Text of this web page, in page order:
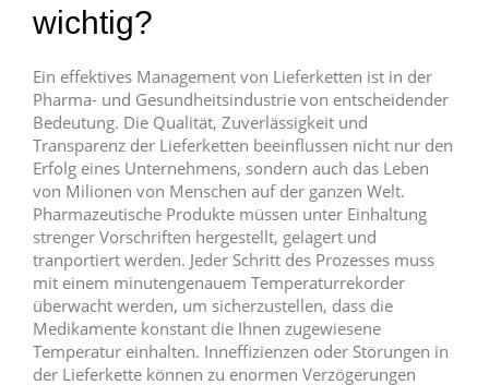
wichtig?
Ein effektives Management von Lieferketten ist in der
Pharma- und Gesundheitsindustrie von entscheidender
Bedeutung. Die Qualität, Zuverlässigkeit und
Transparenz der Lieferketten beeinflussen nicht nur den
Erfolg eines Unternehmens, sondern auch das Leben
von Milionen von Menschen auf der ganzen Welt.
Pharmazeutische Produkte müssen unter Einhaltung
strenger Vorschriften hergestellt, gelagert und
tranportiert werden. Jeder Schritt des Prozesses muss
mit einem minutengenauem Temperaturrekorder
überwacht werden, um sicherzustellen, dass die
Medikamente konstant die Ihnen zugewiesene
Temperatur einhalten. Inneffizienzen oder Störungen in
der Lieferkette können zu enormen Verzögerungen